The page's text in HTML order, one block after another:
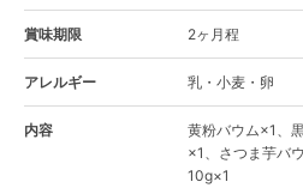
賞味期限 2ヶ月程
アレルギー 乳・小麦・卵
内容
黄粉バウム×1、
×1、さつま芋バ
10g×1